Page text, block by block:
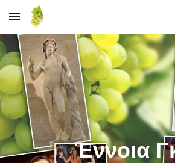
Skip to main content
Έννοια